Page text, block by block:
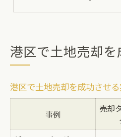
高値売却を目指す
資産価値を守る土地売
長期的な視点で考え
土地売却時に資産
港区特有の資産価値
土地売却後も価値
港区で土地売却
港区で土地売却を成功させ
事例
売却